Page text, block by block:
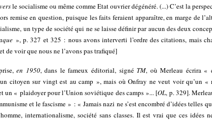
le socialisme ou même comme Etat ouvrier dégénéré. (...) C’est la
remise en question, puisque les faits feraient apparaître, en marge de
un type de société qui ne se laisse définir par aucun des deux
», p. 327 et 325 : nous avons interverti l’ordre des citations, mais
de voir que nous ne l’avons pas trafiqué]
en 1950, dans le fameux éditorial, signé TM, où Merleau écrira «
citoyen sur vingt est au camp », mais où Onfray ne veut voir qu’un «
un « plaidoyer pour l’Union soviétique des camps »... [OL, p. 329].
et le fascisme » : « Jamais nazi ne s’est encombré d’idées telles
internationalisme, société sans classes. Il est vrai que ces idées